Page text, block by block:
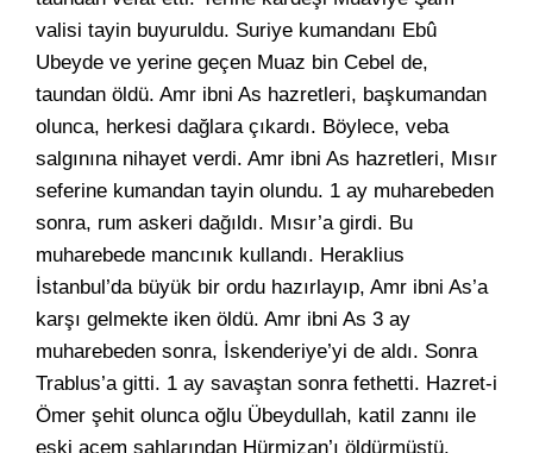
valisi tayin buyuruldu. Suriye kumandanı Ebû
Ubeyde ve yerine geçen Muaz bin Cebel de,
taundan öldü. Amr ibni As hazretleri, başkumandan
olunca, herkesi dağlara çıkardı. Böylece, veba
salgınına nihayet verdi. Amr ibni As hazretleri, Mısır
seferine kumandan tayin olundu. 1 ay muharebeden
sonra, rum askeri dağıldı. Mısır’a girdi. Bu
muharebede mancınık kullandı. Heraklius
İstanbul’da büyük bir ordu hazırlayıp, Amr ibni As’a
karşı gelmekte iken öldü. Amr ibni As 3 ay
muharebeden sonra, İskenderiye’yi de aldı. Sonra
Trablus’a gitti. 1 ay savaştan sonra fethetti. Hazret-i
Ömer şehit olunca oğlu Übeydullah, katil zannı ile
eski acem şahlarından Hürmizan’ı öldürmüştü.